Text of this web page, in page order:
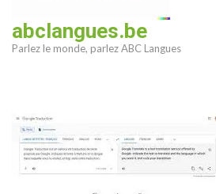
abclangues.be
Parlez le monde, parlez ABC Langues